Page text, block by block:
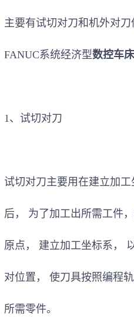
主要有试切对刀和机外对
FANUC系统经济型数控车床
1、试切对刀
试切对刀主要用在建立加工
后， 为了加工出所需工件
原点 ， 建立加工坐标系 ，
对位置 ， 使刀具按照编程
所需零件。